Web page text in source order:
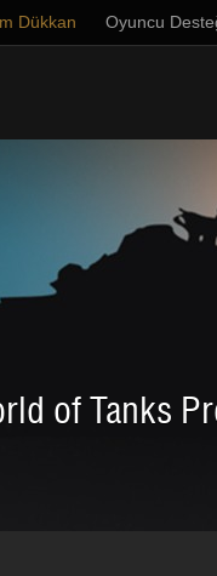
Dükkan Oyuncu
of Tanks